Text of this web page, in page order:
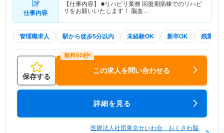
仕事内容
【仕事内容】 ■リハビリ業務 回復期病棟でのリハビ
リをお願いいたします！ 脳血…
管理職求人 駅から徒歩5分以内 未経験OK 新卒OK 残業少
保存する
この求人を問い合わせる
詳細を見る
医療法人社団東京せいわ会 おくさわ脳